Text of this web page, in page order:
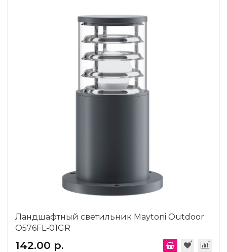
Ландшафтный светильник Maytoni Outdoor
O576FL-01GR
142.00 р.